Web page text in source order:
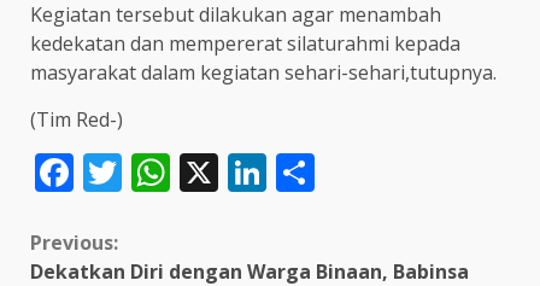
Kegiatan tersebut dilakukan agar menambah
kedekatan dan mempererat silaturahmi kepada
masyarakat dalam kegiatan sehari-sehari,tutupnya.
(Tim Red-)
Facebook
Twitter
WhatsApp
X LinkedIn
Continue
Previous:
Dekatkan Diri dengan Warga Binaan, Babinsa